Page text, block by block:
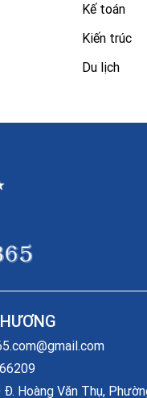
Kế toán
Kiến trúc
Du lịch
Hoàng Văn Thụ,